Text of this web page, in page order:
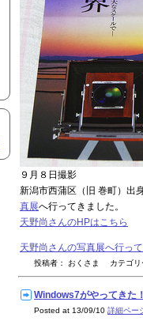
９月８日撮影
新潟市西蒲区（旧 巻町）出
真展へ行ってきました。
天野尚さんのHPはこちら
天野尚さんの写真展へ行っ
投稿者： おくさま カテゴ
Windows7がやってき
Posted at 13/09/10 詳細ペー